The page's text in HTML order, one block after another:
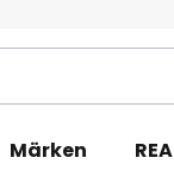
Märken REA